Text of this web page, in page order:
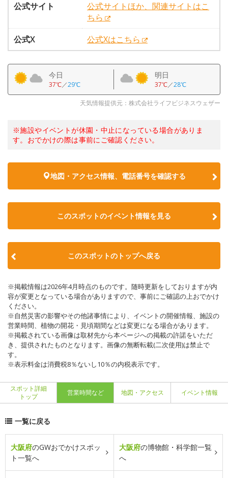
公式サイト
公式サイトほか、関連サイトはこ
ちら
公式X
公式Xはこちら
今日
37℃／29℃
明日
37℃／28℃
天気情報提供元：株式会社ライフビジネスウェザー
※施設やイベントが休園・中止になっている場合がありま
す。おでかけの際は事前にご確認ください。
地図・アクセス情報、電話番号を確認する
このスポットのイベント情報を見る
このスポットのトップへ戻る
※掲載情報は2026年4月時点のものです。随時更新をしておりますが内
容が変更となっている場合がありますので、事前にご確認の上おでかけ
ください。
※自然災害の影響やその他諸事情により、イベントの開催情報、施設の
営業時間、植物の開花・見頃期間などは変更になる場合があります。
※掲載されている画像は取材先から本ページへの掲載の許諾をいただ
き、提供されたものとなります。画像の無断転載(二次使用)は禁止で
す。
※表示料金は消費税8％ないし10％の内税表示です。
スポット詳細
トップ
営業時間など 地図・アクセス イベント情報
一覧に戻る
大阪府のGWおでかけスポッ
ト一覧へ
大阪府の博物館・科学館一覧
へ